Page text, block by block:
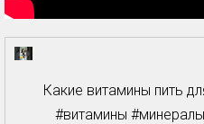
Какие витамины пить
#витамины